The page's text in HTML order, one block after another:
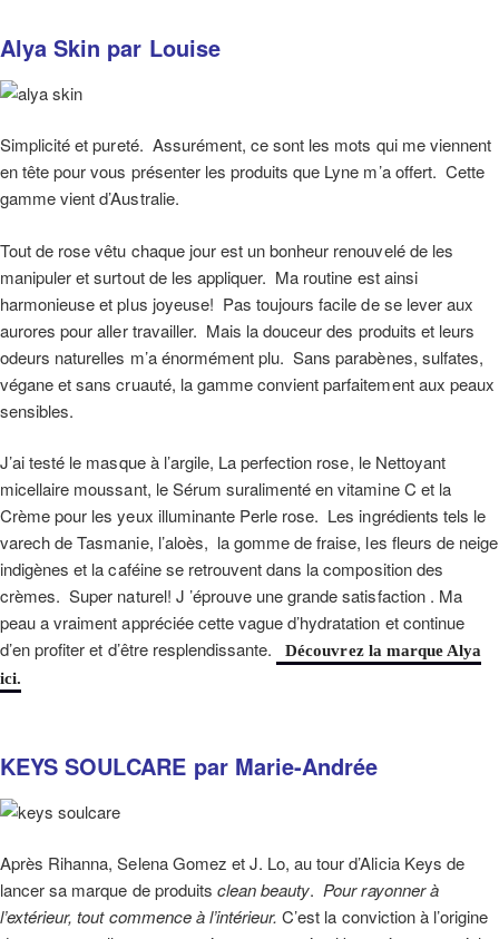
Alya Skin par Louise
Simplicité et pureté. Assurément, ce sont les mots qui me viennent
en tête pour vous présenter les produits que Lyne m’a offert. Cette
gamme vient d’Australie.
Tout de rose vêtu chaque jour est un bonheur renouvelé de les
manipuler et surtout de les appliquer. Ma routine est ainsi
harmonieuse et plus joyeuse! Pas toujours facile de se lever aux
aurores pour aller travailler. Mais la douceur des produits et leurs
odeurs naturelles m’a énormément plu. Sans parabènes, sulfates,
végane et sans cruauté, la gamme convient parfaitement aux peaux
sensibles.
J’ai testé le masque à l’argile, La perfection rose, le Nettoyant
micellaire moussant, le Sérum suralimenté en vitamine C et la
Crème pour les yeux illuminante Perle rose. Les ingrédients tels le
varech de Tasmanie, l’aloès, la gomme de fraise, les fleurs de neige
indigènes et la caféine se retrouvent dans la composition des
crèmes. Super naturel! J ’éprouve une grande satisfaction . Ma
peau a vraiment appréciée cette vague d’hydratation et continue
d’en profiter et d’être resplendissante.
Découvrez la marque Alya
ici.
KEYS SOULCARE par Marie-Andrée
Après Rihanna, Selena Gomez et J. Lo, au tour d’Alicia Keys de
lancer sa marque de produits clean beauty. Pour rayonner à
l’extérieur, tout commence à l’intérieur. C’est la conviction à l’origine